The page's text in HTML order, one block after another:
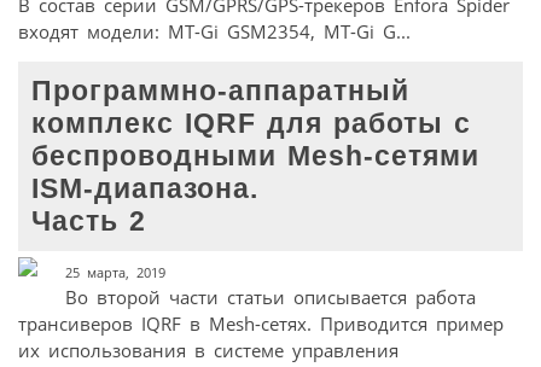
В состав серии GSM/GPRS/GPS-трекеров Enfora Spider
входят модели: MT-Gi GSM2354, MT-Gi G...
Программно-аппаратный
комплекс IQRF для работы с
беспроводными Mesh-сетями
ISM-диапазона.
Часть 2
25 марта, 2019
Во второй части статьи описывается работа
трансиверов IQRF в Mesh-сетях. Приводится пример
их использования в системе управления